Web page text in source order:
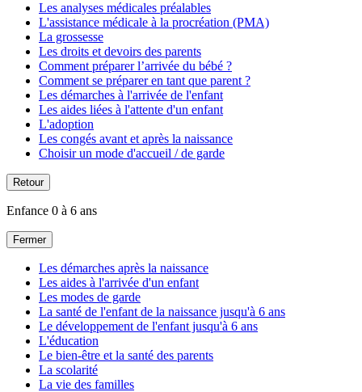
Les analyses médicales préalables
L'assistance médicale à la procréation (PMA)
La grossesse
Les droits et devoirs des parents
Comment préparer l’arrivée du bébé ?
Comment se préparer en tant que parent ?
Les démarches à l'arrivée de l'enfant
Les aides liées à l'attente d'un enfant
L'adoption
Les congés avant et après la naissance
Choisir un mode d'accueil / de garde
Retour
Enfance 0 à 6 ans
Fermer
Les démarches après la naissance
Les aides à l'arrivée d'un enfant
Les modes de garde
La santé de l'enfant de la naissance jusqu'à 6 ans
Le développement de l'enfant jusqu'à 6 ans
L'éducation
Le bien-être et la santé des parents
La scolarité
La vie des familles